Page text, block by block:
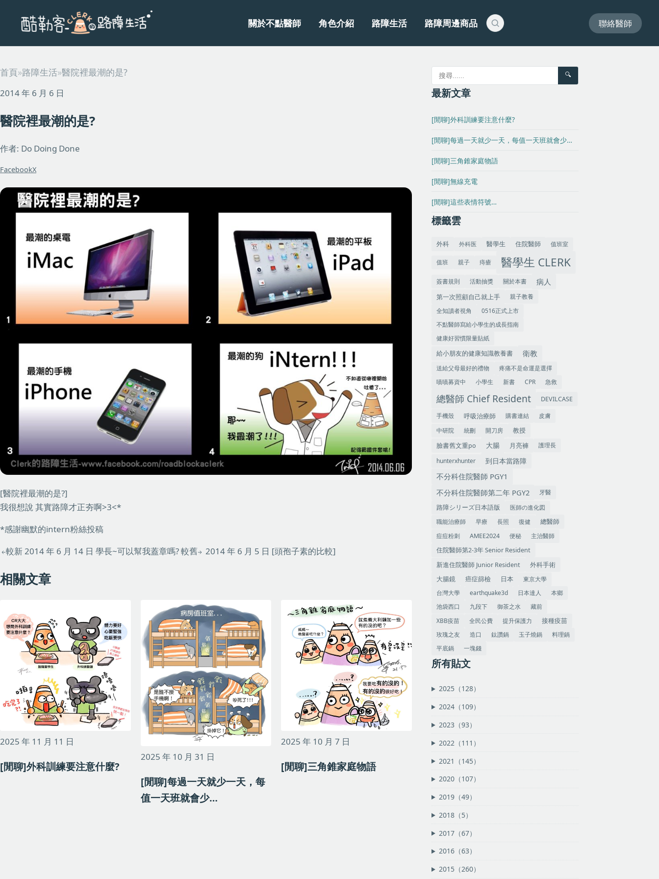
關於不點醫師 角色介紹 路障生活 路障周邊商品 聯絡醫師
首頁»路障生活»醫院裡最潮的是?
2014 年 6 月 6 日
醫院裡最潮的是?
作者: Do Doing Done
FacebookX
[醫院裡最潮的是?]
我很想說 其實路障才正夯啊>3<*
*感謝幽默的intern粉絲投稿
較新2014 年 6 月 14 日 學長~可以幫我蓋章嗎?較舊 2014 年 6 月 5 日 [頭孢子素的比較]
相關文章
2025 年 11 月 11 日
[閒聊]外科訓練要注意什麼?
2025 年 10 月 31 日
[閒聊]每過一天就少一天，每
值一天班就會少…
2025 年 10 月 7 日
[閒聊]三角錐家庭物語
🔍
最新文章
[閒聊]外科訓練要注意什麼?
[閒聊]每過一天就少一天，每值一天班就會少…
[閒聊]三角錐家庭物語
[閒聊]無線充電
[閒聊]這些表情符號…
標籤雲
外科 外科医 醫學生 住院醫師 值班室
值班 親子 痔瘡 醫學生 CLERK
簽書規則 活動抽獎 關於本書 病人
第一次照顧自己就上手
親子教養
全知讀者視角
0516正式上市
不點醫師寫給小學生的成長指南
健康好習慣限量貼紙
給小朋友的健康知識教養書
衛教
送給父母最好的禮物
疼痛不是命運是選擇
嘖嘖募資中
小學生 新書 CPR 急救
總醫師 Chief Resident DEVILCASE
手機殼 呼吸治療師 購書連結
皮膚
中研院
統刪 開刀房 教授
臉書舊文重po 大腸 月亮褲
護理長
hunterxhunter
到日本當路障
不分科住院醫師 PGY1
不分科住院醫師第二年 PGY2
牙醫
路障シリーズ日本語版
医師の進化図
職能治療師
早療 長照 復健
總醫師
痘痘粉刺
AMEE2024 便秘
主治醫師
住院醫師第2-3年 Senior Resident
新進住院醫師 Junior Resident
外科手術
大腸鏡
癌症篩檢 日本
東京大學
台灣大學
earthquake3d 日本達人
本鄉
池袋西口
九段下 御茶之水
藏前
XBB疫苗
全民公費 提升保護力
接種疫苗
玫瑰之友
造口 鈦讚鍋 玉子燒鍋
料理鍋
平底鍋
一塊錢
所有貼文
2025（128）
2024（109）
2023（93）
2022（111）
2021（145）
2020（107）
2019（49）
2018（5）
2017（67）
2016（63）
2015（260）